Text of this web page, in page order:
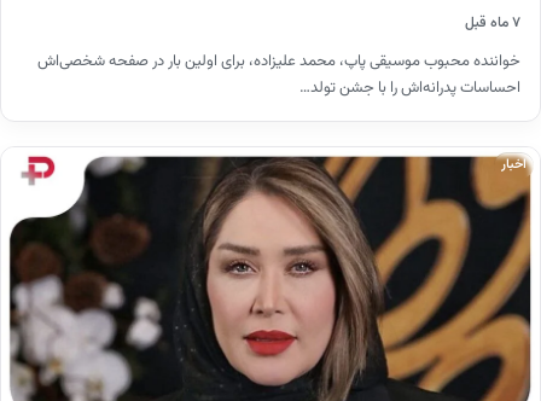
۷ ماه قبل
خواننده محبوب موسیقی پاپ، محمد علیزاده، برای اولین بار در صفحه شخصی‌اش
احساسات پدرانه‌اش را با جشن تولد…
اخبار